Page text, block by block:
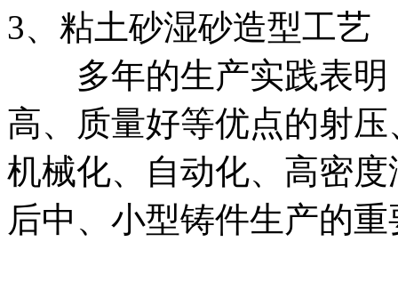
3、粘土砂湿砂造型工艺
多年的生产实践表明
高、质量好等优点的射
机械化、自动化、高密
后中、小型铸件生产的